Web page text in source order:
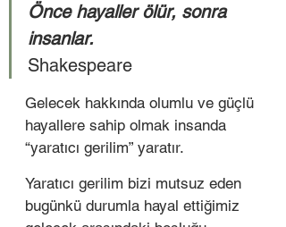
Önce hayaller ölür, sonra
insanlar.
Shakespeare
Gelecek hakkında olumlu ve güçlü
hayallere sahip olmak insanda
“yaratıcı gerilim” yaratır.
Yaratıcı gerilim bizi mutsuz eden
bugünkü durumla hayal ettiğimiz